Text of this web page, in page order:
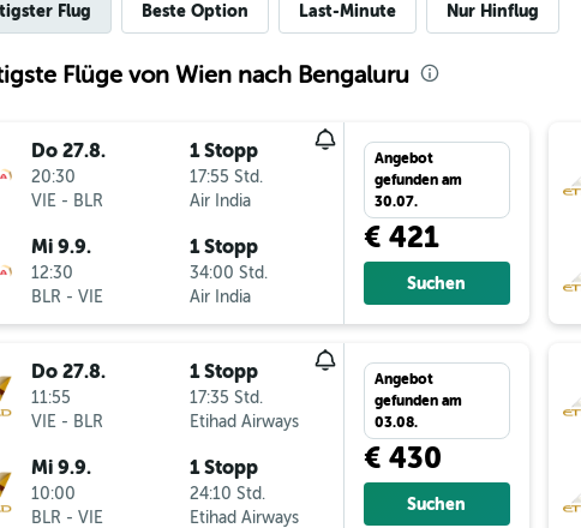
Flug Beste Option Last-Minute Nur Hinflug
Flüge von Wien nach Bengaluru
Do 27.8.
20:30
VIE - BLR
1 Stopp
17:55 Std.
Air India
Mi 9.9.
12:30
BLR - VIE
1 Stopp
34:00 Std.
Air India
Angebot
gefunden am
30.07.
€ 421
Suchen
Do 27.8.
11:55
VIE - BLR
1 Stopp
17:35 Std.
Etihad Airways
Mi 9.9.
10:00
BLR - VIE
1 Stopp
24:10 Std.
Etihad Airways
Angebot
gefunden am
03.08.
€ 430
Suchen